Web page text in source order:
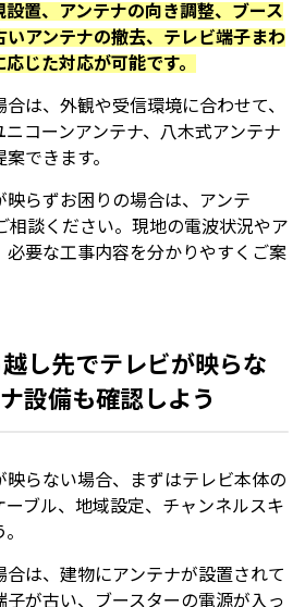
置、アンテナの向き調整、ブース
いアンテナの撤去、テレビ端子まわ
じた対応が可能です。
は、外観や受信環境に合わせて、
コーンアンテナ、八木式アンテナ
できます。
映らずお困りの場合は、アンテ
相談ください。現地の電波状況やア
必要な工事内容を分かりやすくご案
し先でテレビが映らな
設備も確認しよう
映らない場合、まずはテレビ本体の
ーブル、地域設定、チャンネルスキ
合は、建物にアンテナが設置されて
子が古い、ブースターの電源が入っ